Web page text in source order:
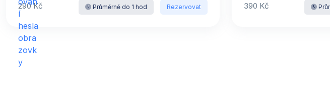
290 Kč Průměrně do 1 hod Rezervovat 390 Kč